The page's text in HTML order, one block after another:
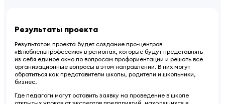
Результаты проекта
Результатом проекта будет создание про-центров
«Влюблёнвпрофессию» в регионах, которые будут представлять
из себя единое окно по вопросам профориентации и решать все
организационные вопросы в этом направлении. В них могут
обратиться как представители школы, родители и школьники,
бизнес.
Где педагоги могут оставить заявку на проведение в школе